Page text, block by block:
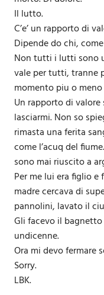
Il lutto.
C’e’ un rapporto di
Dipende do chi,
Non tutti i lutti sono
vale per tutti, tranne
momento piu o
Un rapporto di
lasciarmi. Non so
rimasta una ferita
come l’acuq del
sono mai riuscito a
Per me lui era figlio e
madre cercava di
pannolini, lavato il
Gli facevo il
undicenne.
Ora mi devo fermare
Sorry.
LBK.